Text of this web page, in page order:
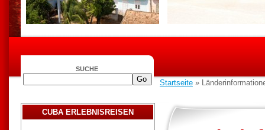
SUCHE
Startseite »
CUBA ERLEBNISREISEN